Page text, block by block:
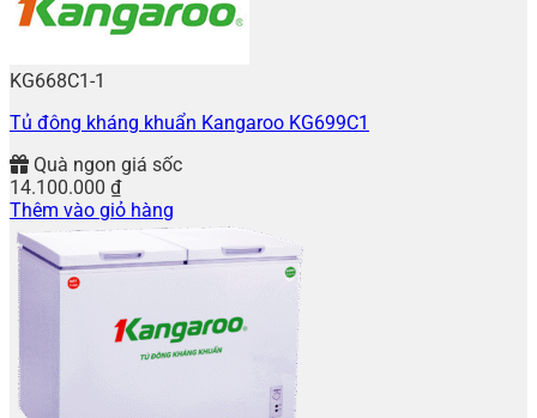
KG668C1-1
Tủ đông kháng khuẩn Kangaroo KG699C1
Quà ngon giá sốc
14.100.000 ₫
Thêm vào giỏ hàng